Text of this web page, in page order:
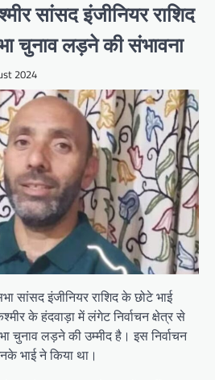
सांसद इंजीनियर राशिद
चुनाव लड़ने की संभावना
2024
सांसद इंजीनियर राशिद के छोटे भाई
के हंदवाड़ा में लंगेट निर्वाचन क्षेत्र से
चुनाव लड़ने की उम्मीद है। इस निर्वाचन
भाई ने किया था।